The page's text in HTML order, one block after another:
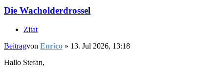
Die Wacholderdrossel
Zitat
Beitragvon Enrico » 13. Jul 2026, 13:18
Hallo Stefan,